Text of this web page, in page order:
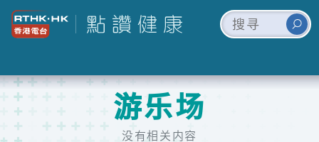
游乐场
没有相关内容